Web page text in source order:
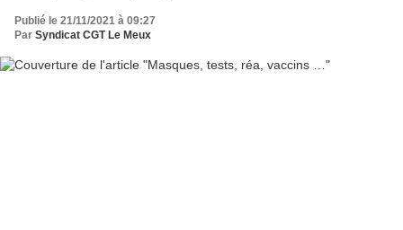
Publié le 21/11/2021 à 09:27
Par Syndicat CGT Le Meux